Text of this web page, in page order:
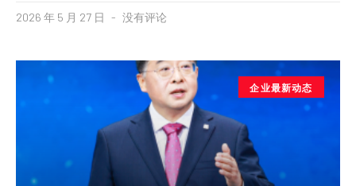
2026 年 5 月 27 日 没有评论
企业最新动态